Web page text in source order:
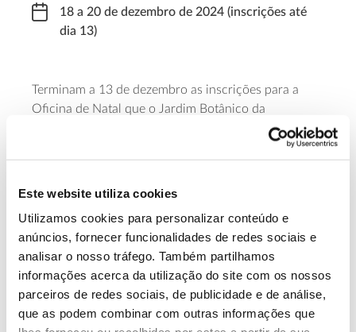
Este website utiliza cookies
Utilizamos cookies para personalizar conteúdo e
anúncios, fornecer funcionalidades de redes sociais e
analisar o nosso tráfego. Também partilhamos
informações acerca da utilização do site com os nossos
parceiros de redes sociais, de publicidade e de análise,
que as podem combinar com outras informações que
18 a 20 de dezembro de 2024 (inscrições até
dia 13)
Terminam a 13 de dezembro as inscrições para a
Oficina de Natal que o Jardim Botânico da
Universidade e Coimbra realiza a 18, 19 e 20 de
dezembro de 2024. Destinada a crianças dos 7 aos
12:30 e das 14:00 às 17:30.
Saber mais
13.07.2026